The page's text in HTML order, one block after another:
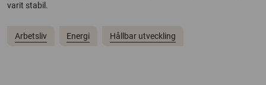
varit stabil.
Arbetsliv Energi Hållbar utveckling